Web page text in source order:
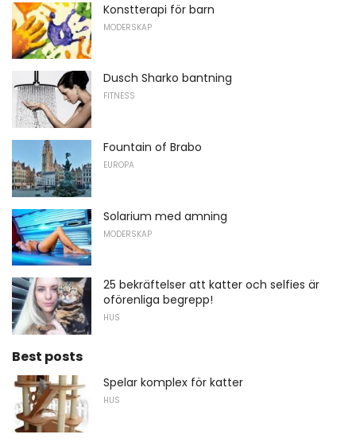
Konstterapi för barn
MODERSKAP
Dusch Sharko bantning
FITNESS
Fountain of Brabo
EUROPA
Solarium med amning
MODERSKAP
25 bekräftelser att katter och selfies är
oförenliga begrepp!
HUS
Best posts
Spelar komplex för katter
HUS